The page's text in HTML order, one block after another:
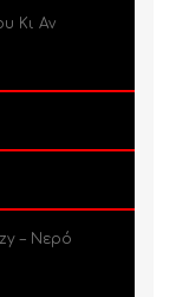
Κι Αν
– Νερό